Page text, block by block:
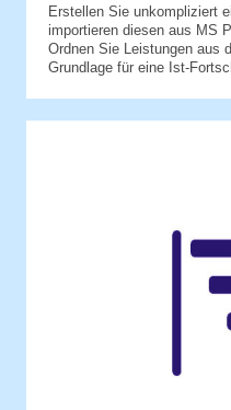
Erstellen Sie unkompliziert
importieren diesen aus MS
Ordnen Sie Leistungen aus
Grundlage für eine Ist-